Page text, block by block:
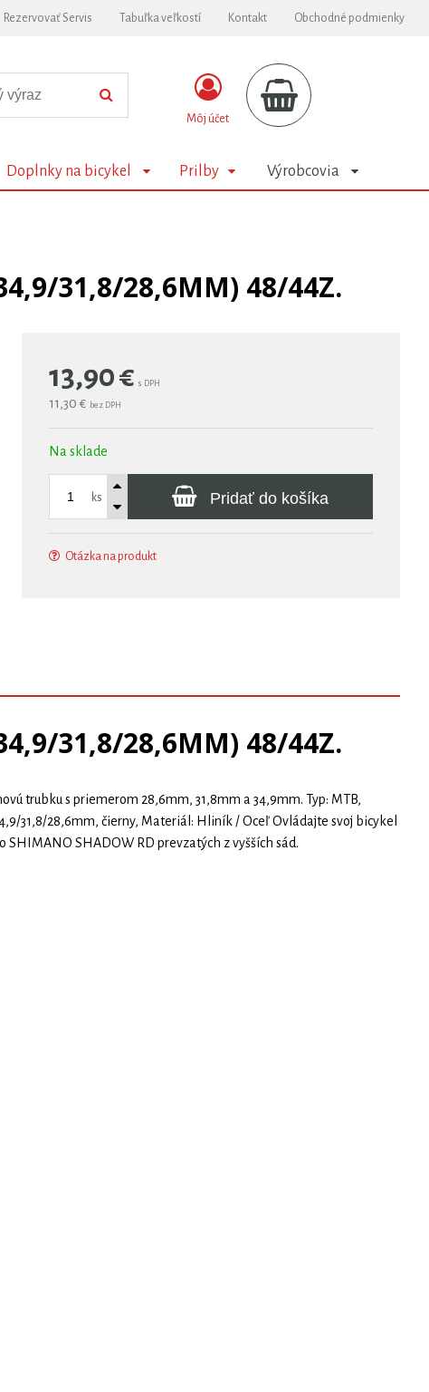
Rezervovať Servis Tabuľka veľkostí Kontakt Obchodné podmienky
Môj účet
Doplnky na bicykel Prilby Výrobcovia
31,8/28,6MM) 48/44Z.
13,90€ s DPH
11,30 € bez DPH
Na sklade
ks Pridať do košíka
Otázka na produkt
31,8/28,6MM) 48/44Z.
trubku s priemerom 28,6mm, 31,8mm a 34,9mm. Typ: MTB,
31,8/28,6mm, čierny, Materiál: Hliník / Oceľ Ovládajte svoj bicykel
SHADOW RD prevzatých z vyšších sád.